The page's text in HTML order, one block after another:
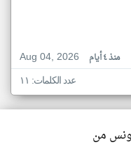
Aug 04, 2026
منذ ٤ أيام
عدد الكلمات: ١١
من